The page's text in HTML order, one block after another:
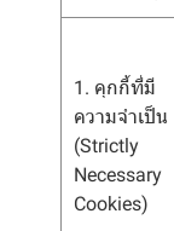
1. คุกกี้ที่มี
ความจำเป็น
(Strictly
Necessary
Cookies)